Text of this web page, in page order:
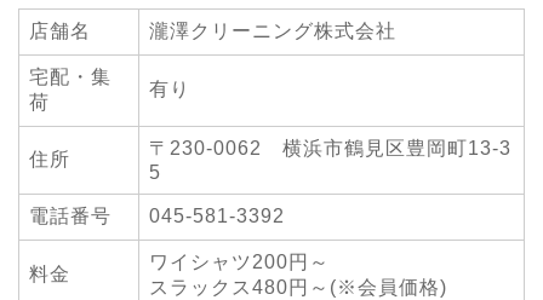
店舗名 瀧澤クリーニング株式会社
宅配・集
荷
有り
住所
〒230-0062 横浜市鶴見区豊岡町13-3
5
電話番号 045-581-3392
料金
ワイシャツ200円～
スラックス480円～(※会員価格)